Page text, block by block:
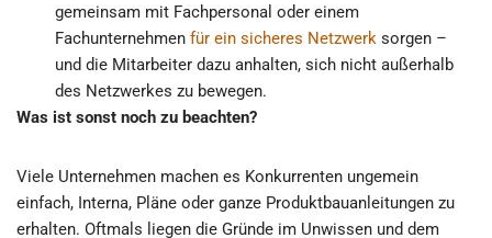
gemeinsam mit Fachpersonal oder einem
Fachunternehmen für ein sicheres Netzwerk sorgen –
und die Mitarbeiter dazu anhalten, sich nicht außerhalb
des Netzwerkes zu bewegen.
Was ist sonst noch zu beachten?
Viele Unternehmen machen es Konkurrenten ungemein
einfach, Interna, Pläne oder ganze Produktbauanleitungen zu
erhalten. Oftmals liegen die Gründe im Unwissen und dem